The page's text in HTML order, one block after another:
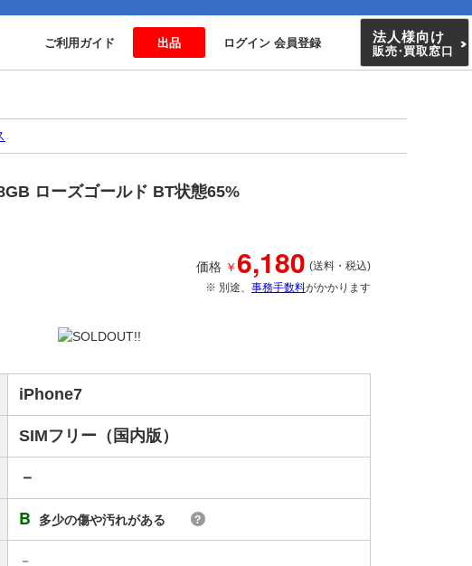
ご利用ガイド 出品 ログイン 会員登録 法人様向け
販売・買取窓口
ローズゴールド BT状態65%
価格 ￥ 6,180 (送料・税込)
※ 別途、 事務手数料がかかります
iPhone7
SIMフリー（国内版）
－
B 多少の傷や汚れがある ?
－